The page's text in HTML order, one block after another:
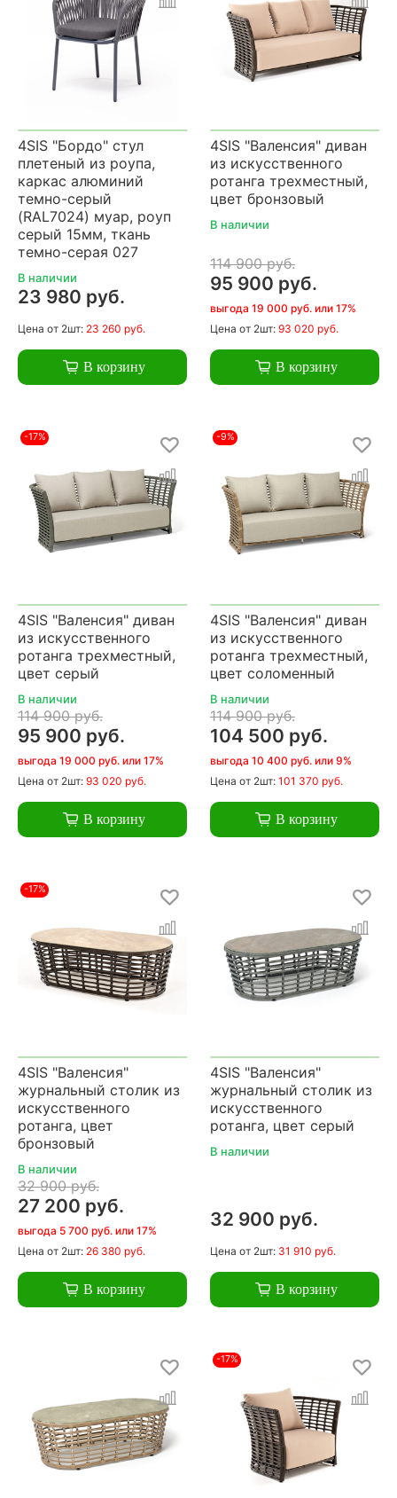
4SIS "Бордо" стул
плетеный из роупа,
каркас алюминий
темно-серый
(RAL7024) муар, роуп
серый 15мм, ткань
темно-серая 027
В наличии
23 980 руб.
Цена от 2шт: 23 260 руб.
В корзину
4SIS "Валенсия" диван
из искусственного
ротанга трехместный,
цвет бронзовый
В наличии
114 900 руб.
95 900 руб.
выгода 19 000 руб. или 17%
Цена от 2шт: 93 020 руб.
В корзину
-17%
4SIS "Валенсия" диван
из искусственного
ротанга трехместный,
цвет серый
В наличии
114 900 руб.
95 900 руб.
выгода 19 000 руб. или 17%
Цена от 2шт: 93 020 руб.
В корзину
-9%
4SIS "Валенсия" диван
из искусственного
ротанга трехместный,
цвет соломенный
В наличии
114 900 руб.
104 500 руб.
выгода 10 400 руб. или 9%
Цена от 2шт: 101 370 руб.
В корзину
-17%
4SIS "Валенсия"
журнальный столик из
искусственного
ротанга, цвет
бронзовый
В наличии
32 900 руб.
27 200 руб.
выгода 5 700 руб. или 17%
Цена от 2шт: 26 380 руб.
В корзину
4SIS "Валенсия"
журнальный столик из
искусственного
ротанга, цвет серый
В наличии
32 900 руб.
Цена от 2шт: 31 910 руб.
В корзину
-17%